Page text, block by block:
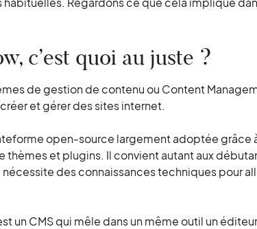
c’est quoi au juste ?
de gestion de contenu ou Content
et gérer des sites internet.
open-source largement adoptée grâce
et plugins. Il convient autant aux
des connaissances techniques pour
un CMS qui mêle dans un même outil un